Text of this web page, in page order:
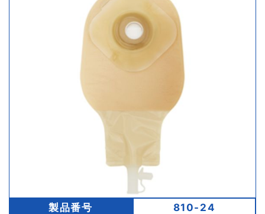
製品番号 810-24